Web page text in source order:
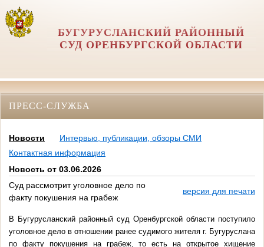
БУГУРУСЛАНСКИЙ РАЙОННЫЙ
СУД ОРЕНБУРГСКОЙ ОБЛАСТИ
ПРЕСС-СЛУЖБА
Новости
Интервью, публикации, обзоры СМИ
Контактная информация
Новость от 03.06.2026
Суд рассмотрит уголовное дело по
факту покушения на грабеж
версия для печати
В Бугурусланский районный суд Оренбургской области поступило
уголовное дело в отношении ранее судимого жителя г. Бугуруслана
по факту покушения на грабеж, то есть на открытое хищение